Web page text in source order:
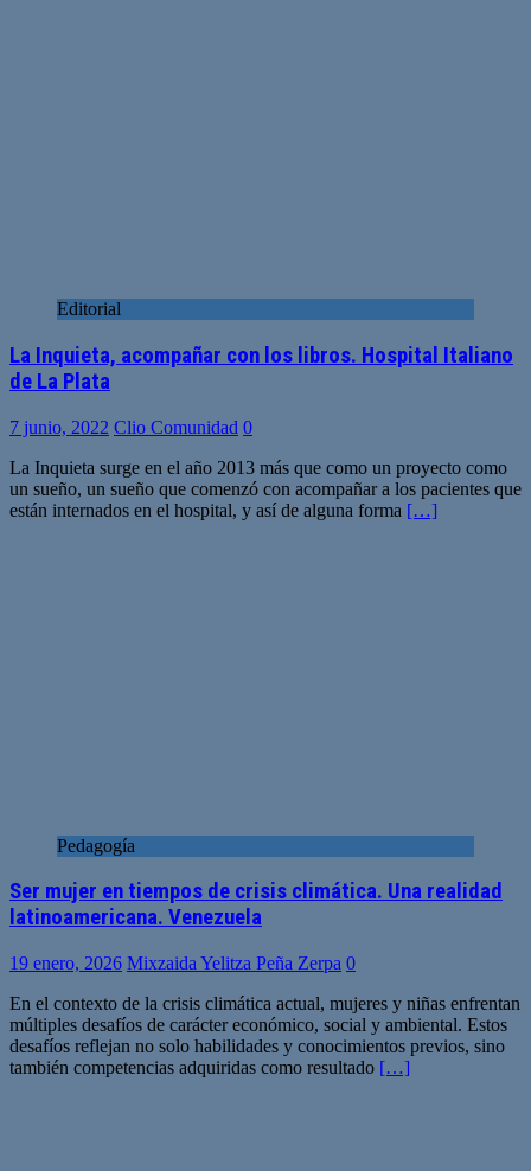
Editorial
La Inquieta, acompañar con los libros. Hospital Italiano
de La Plata
7 junio, 2022 Clio Comunidad 0
La Inquieta surge en el año 2013 más que como un proyecto como
un sueño, un sueño que comenzó con acompañar a los pacientes que
están internados en el hospital, y así de alguna forma […]
Pedagogía
Ser mujer en tiempos de crisis climática. Una realidad
latinoamericana. Venezuela
19 enero, 2026 Mixzaida Yelitza Peña Zerpa 0
En el contexto de la crisis climática actual, mujeres y niñas enfrentan
múltiples desafíos de carácter económico, social y ambiental. Estos
desafíos reflejan no solo habilidades y conocimientos previos, sino
también competencias adquiridas como resultado […]